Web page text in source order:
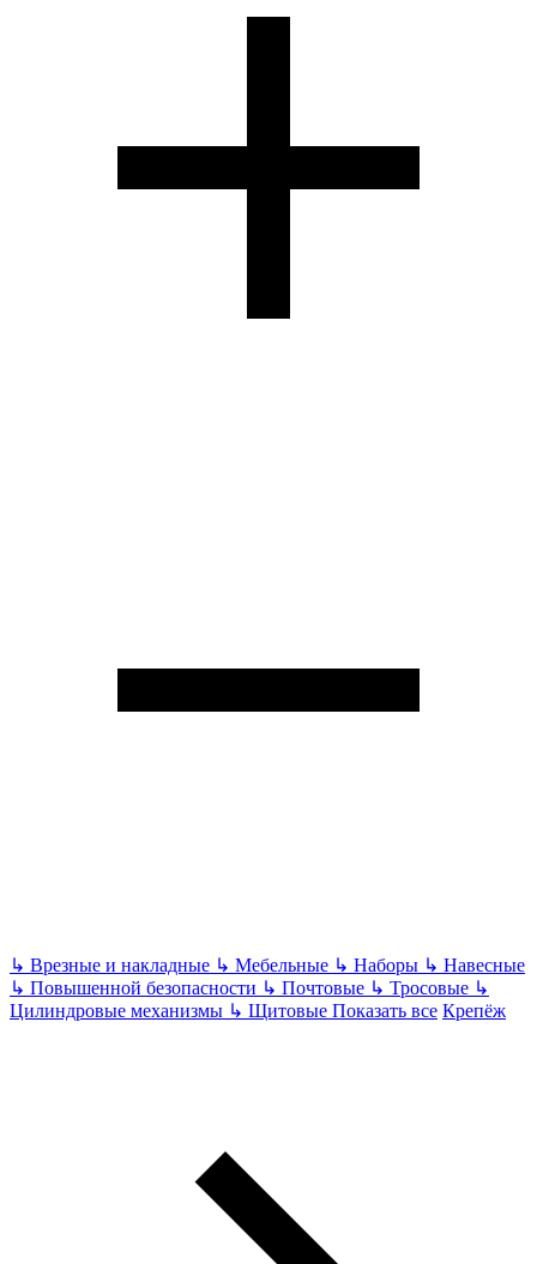
↳ Врезные и накладные ↳ Мебельные ↳ Наборы ↳ Навесные
↳ Повышенной безопасности ↳ Почтовые ↳ Тросовые ↳
Цилиндровые механизмы ↳ Щитовые Показать все Крепёж